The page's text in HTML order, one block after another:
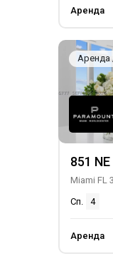
Аренда
Аренда
Miami FL
Сп.
4
Аренда